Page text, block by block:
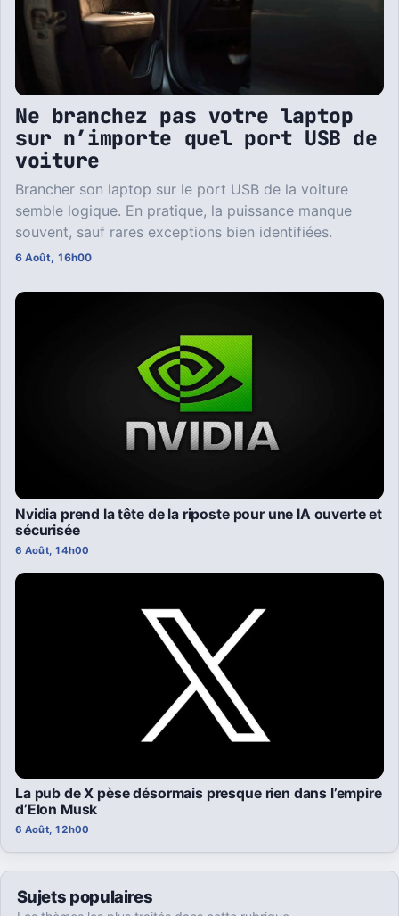
Ne branchez pas votre laptop
sur n’importe quel port USB de
voiture
Brancher son laptop sur le port USB de la voiture
semble logique. En pratique, la puissance manque
souvent, sauf rares exceptions bien identifiées.
6 Août, 16h00
Nvidia prend la tête de la riposte pour une IA ouverte et
sécurisée
6 Août, 14h00
La pub de X pèse désormais presque rien dans l’empire
d’Elon Musk
6 Août, 12h00
Sujets populaires